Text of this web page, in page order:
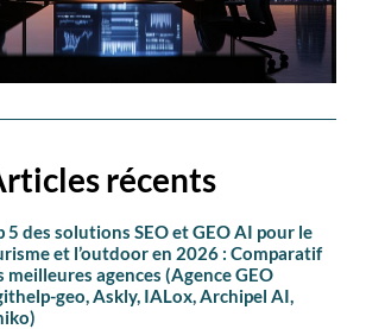
récents
5 des solutions SEO et GEO AI pour le
et l’outdoor en 2026 : Comparatif
meilleures agences (Agence GEO
geo, Askly, IALox, Archipel AI,